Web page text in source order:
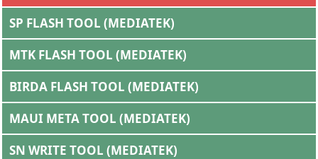
SP FLASH TOOL (MEDIATEK)
MTK FLASH TOOL (MEDIATEK)
BIRDA FLASH TOOL (MEDIATEK)
MAUI META TOOL (MEDIATEK)
SN WRITE TOOL (MEDIATEK)